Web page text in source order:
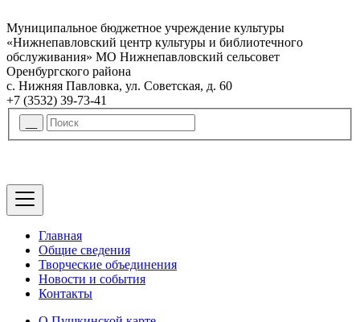
Муниципальное бюджетное учреждение культуры
«Нижнепавловский центр культуры и библиотечного
обслуживания» МО Нижнепавловский сельсовет
Оренбургского района
с. Нижняя Павловка, ул. Советская, д. 60
+7 (3532) 39-73-41
Главная
Общие сведения
Творческие объединения
Новости и события
Контакты